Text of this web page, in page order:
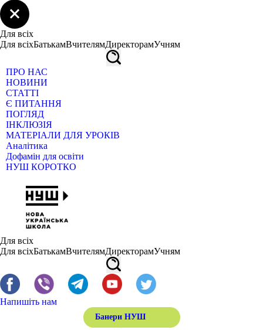
Для всіх
Для всіхБатькамВчителямДиректорамУчням
ПРО НАС
НОВИНИ
СТАТТІ
Є ПИТАННЯ
ПОГЛЯД
ІНКЛЮЗІЯ
МАТЕРІАЛИ ДЛЯ УРОКІВ
Аналітика
Дофамін для освіти
НУШ КОРОТКО
Для всіх
Для всіхБатькамВчителямДиректорамУчням
Напишіть нам
Банери НУШ